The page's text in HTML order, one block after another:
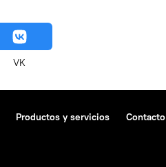
VK
Productos y servicios Contacto